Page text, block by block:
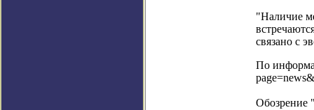
"Наличие
связано с
По
Обозрение